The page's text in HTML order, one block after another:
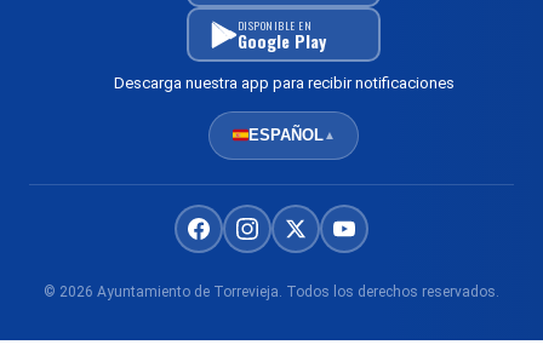
DISPONIBLE EN
Google Play
Descarga nuestra app para recibir notificaciones
ESPAÑOL▲
© 2026 Ayuntamiento de Torrevieja. Todos los derechos reservados.